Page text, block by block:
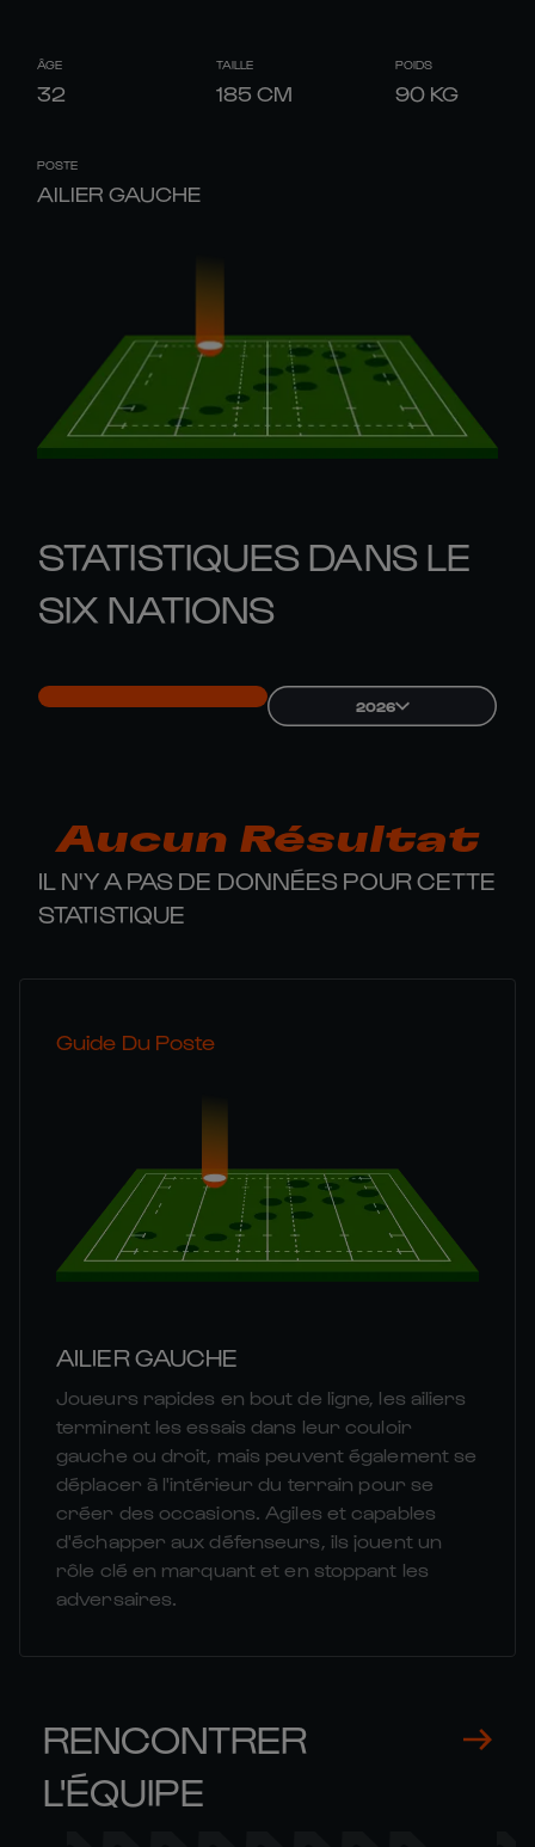
ÂGE
32
TAILLE
185 CM
POIDS
90 KG
POSTE
AILIER GAUCHE
STATISTIQUES DANS LE
SIX NATIONS
2026
Aucun Résultat
IL N'Y A PAS DE DONNÉES POUR CETTE
STATISTIQUE
Guide Du Poste
AILIER GAUCHE
Joueurs rapides en bout de ligne, les ailiers
terminent les essais dans leur couloir
gauche ou droit, mais peuvent également se
déplacer à l'intérieur du terrain pour se
créer des occasions. Agiles et capables
d'échapper aux défenseurs, ils jouent un
rôle clé en marquant et en stoppant les
adversaires.
RENCONTRER
L'ÉQUIPE